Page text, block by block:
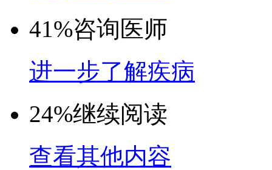
41%咨询医师
进一步了解疾病
24%继续阅读
查看其他内容